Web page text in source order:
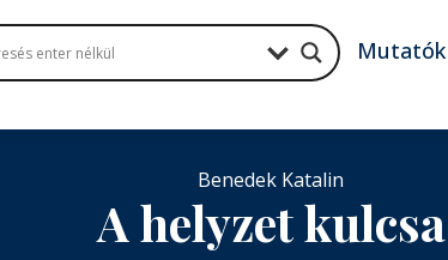
Mutatók
Benedek Katalin
A helyzet kulcsa